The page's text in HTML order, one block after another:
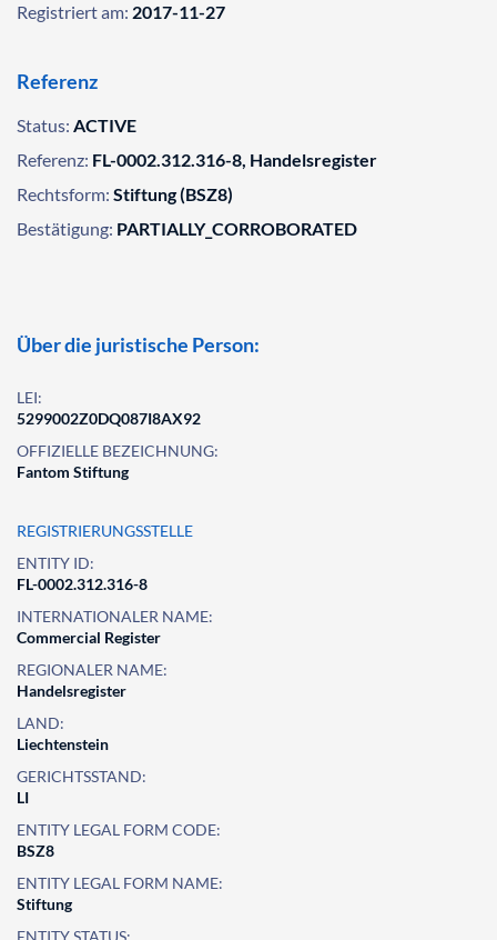
Registriert am: 2017-11-27
Referenz
Status: ACTIVE
Referenz: FL-0002.312.316-8, Handelsregister
Rechtsform: Stiftung (BSZ8)
Bestätigung: PARTIALLY_CORROBORATED
Über die juristische Person:
LEI:
5299002Z0DQ087I8AX92
OFFIZIELLE BEZEICHNUNG:
Fantom Stiftung
REGISTRIERUNGSSTELLE
ENTITY ID:
FL-0002.312.316-8
INTERNATIONALER NAME:
Commercial Register
REGIONALER NAME:
Handelsregister
LAND:
Liechtenstein
GERICHTSSTAND:
LI
ENTITY LEGAL FORM CODE:
BSZ8
ENTITY LEGAL FORM NAME:
Stiftung
ENTITY STATUS: